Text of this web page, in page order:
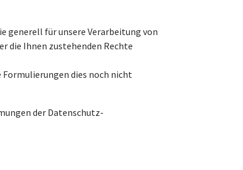
generell für unsere Verarbeitung von
die Ihnen zustehenden Rechte
dies noch nicht
der Datenschutz-